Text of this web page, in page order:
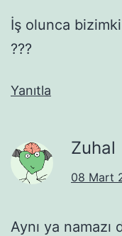
İş olunca
???
Yanıtla
Zuhal
08 Mart
Aynı ya namazı